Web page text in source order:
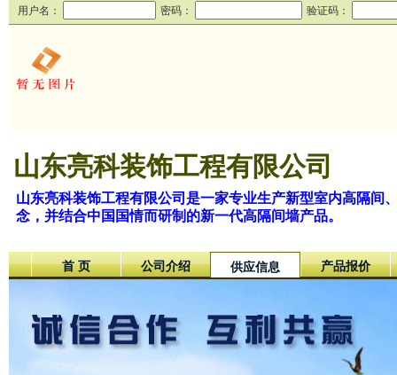
用户名： 密码： 验证码：
山东亮科装饰工程有限公司
山东亮科装饰工程有限公司是一家专业生产新型室内高隔间
念，并结合中国国情而研制的新一代高隔间墙产品。
首 页 公司介绍 供应信息 产品报价